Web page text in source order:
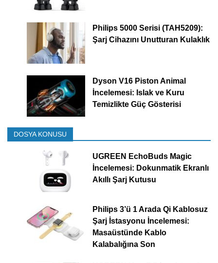
Philips 5000 Serisi (TAH5209):
Şarj Cihazını Unutturan Kulaklık
Dyson V16 Piston Animal
İncelemesi: Islak ve Kuru
Temizlikte Güç Gösterisi
DOSYA KONUSU
UGREEN EchoBuds Magic
İncelemesi: Dokunmatik Ekranlı
Akıllı Şarj Kutusu
Philips 3’ü 1 Arada Qi Kablosuz
Şarj İstasyonu İncelemesi:
Masaüstünde Kablo
Kalabalığına Son